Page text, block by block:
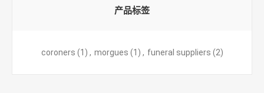
产品标签
coroners (1) , morgues (1) , funeral suppliers (2)